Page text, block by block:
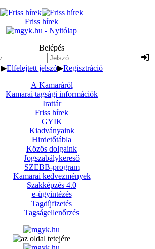
Friss hírek
Belépés
▶Elfelejtett jelszó▶Regisztráció
A Kamaráról
Kamarai tagsági információk
Irattár
Friss hírek
GYIK
Kiadványaink
Hirdetőtábla
Közös dolgaink
Jogszabálykereső
SZEBB-program
Kamarai kedvezmények
Szakképzés 4.0
e-ügyintézés
Tagdíjfizetés
Tagságellenőrzés